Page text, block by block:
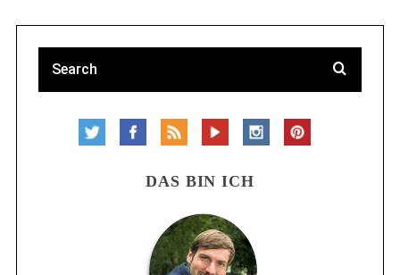
DAS BIN ICH